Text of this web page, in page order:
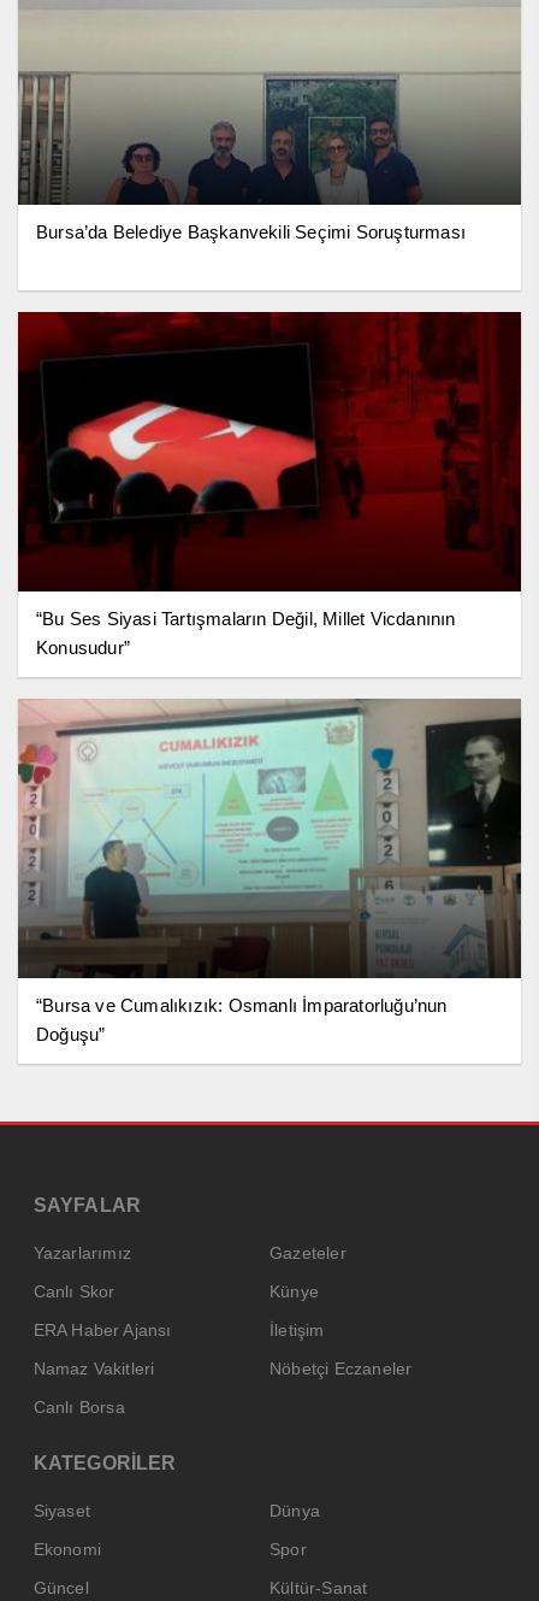
Bursa’da Belediye Başkanvekili Seçimi Soruşturması
“Bu Ses Siyasi Tartışmaların Değil, Millet Vicdanının
Konusudur”
“Bursa ve Cumalıkızık: Osmanlı İmparatorluğu’nun
Doğuşu”
SAYFALAR
Yazarlarımız
Gazeteler
Canlı Skor
Künye
ERA Haber Ajansı
İletişim
Namaz Vakitleri
Nöbetçi Eczaneler
Canlı Borsa
KATEGORİLER
Siyaset
Dünya
Ekonomi
Spor
Güncel
Kültür-Sanat